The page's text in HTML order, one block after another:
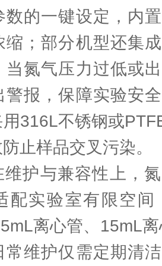
数的一键设定，内
缩；部分机型还集
当氮气压力过低或
警报，保障实验安
316L不锈钢或
止样品交叉污染。​
与兼容性上，氮
配实验室有限空间
离心管、15mL
常维护仅需定期清